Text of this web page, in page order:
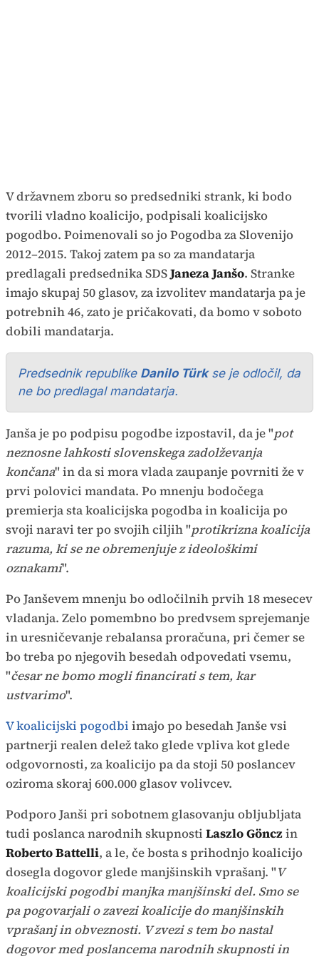
V državnem zboru so predsedniki strank, ki bodo
tvorili vladno koalicijo, podpisali koalicijsko
pogodbo. Poimenovali so jo Pogodba za Slovenijo
2012–2015. Takoj zatem pa so za mandatarja
predlagali predsednika SDSJaneza Janšo. Stranke
imajo skupaj 50 glasov, za izvolitev mandatarja pa je
potrebnih 46, zato je pričakovati, da bomo v soboto
dobili mandatarja.
Predsednik republike Danilo Türkse je odločil, da
ne bo predlagal mandatarja.
Janša je po podpisu pogodbe izpostavil, da je "pot
neznosne lahkosti slovenskega zadolževanja
končana" in da si mora vlada zaupanje povrniti že v
prvi polovici mandata. Po mnenju bodočega
premierja sta koalicijska pogodba in koalicija po
svoji naravi ter po svojih ciljih"protikrizna koalicija
razuma, ki se ne obremenjuje z ideološkimi
oznakami".
Po Janševem mnenju bo odločilnih prvih 18 mesecev
vladanja. Zelo pomembno bo predvsem sprejemanje
in uresničevanje rebalansa proračuna, pri čemer se
bo treba po njegovih besedah odpovedati vsemu,
"česar ne bomo mogli financirati s tem, kar
ustvarimo".
V koalicijski pogodbi imajo po besedah Janše vsi
partnerji realen delež tako glede vpliva kot glede
odgovornosti, za koalicijo pa da stoji 50 poslancev
oziroma skoraj 600.000 glasov volivcev.
Podporo Janši pri sobotnem glasovanju obljubljata
tudi poslanca narodnih skupnosti Laszlo Gönczin
Roberto Battelli, a le, če bosta s prihodnjo koalicijo
dosegla dogovor glede manjšinskih vprašanj. "V
koalicijski pogodbi manjka manjšinski del. Smo se
pa pogovarjali o zavezi koalicije do manjšinskih
vprašanj in obveznosti. V zvezi s tem bo nastal
dogovor med poslancema narodnih skupnosti in